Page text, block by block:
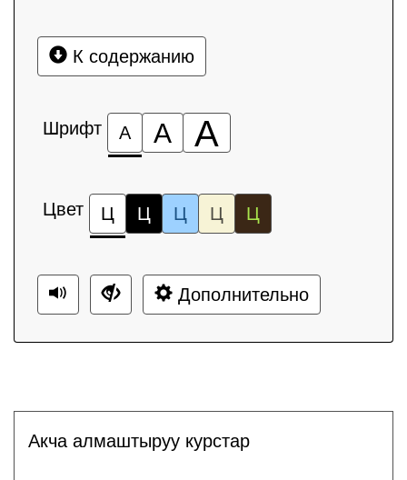
К содержанию
Шрифт А А А
Цвет Ц Ц Ц Ц Ц
Дополнительно
Акча алмаштыруу курстар